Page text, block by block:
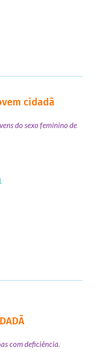
cidadã
do sexo feminino de
com deficiência.